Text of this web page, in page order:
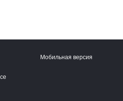
Мобильная версия